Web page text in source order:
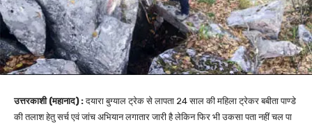
उत्तरकाशी (महानाद) :दयारा बुग्याल ट्रेक से लापता 24 साल की महिला ट्रेकर बबीता पाण्डे
की तलाश हेतु सर्च एवं जांच अभियान लगातार जारी है लेकिन फिर भी उकसा पता नहीं चल पा